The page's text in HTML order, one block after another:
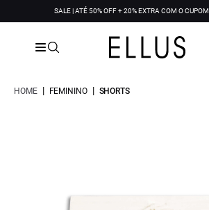
SALE | ATÉ 50% OFF + 20% EXTRA COM O CUPOM
HOME | FEMININO | SHORTS